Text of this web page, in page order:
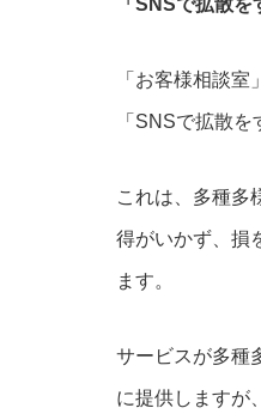
「SNSで拡散を
「お客様相談
「SNSで拡散
これは、多種多
得がいかず、損
ます。
サービスが多種
に提供しますが